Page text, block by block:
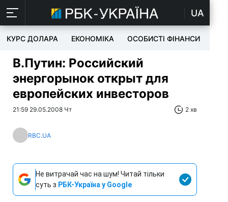
UA
КУРС ДОЛАРА ЕКОНОМІКА ОСОБИСТІ ФІНАНСИ
В.Путин: Российский
энергорынок открыт для
европейских инвесторов
21:59 29.05.2008 Чт 2 хв
RBC.UA
Не витрачай час на шум! Читай тільки
суть з РБК-Україна у Google